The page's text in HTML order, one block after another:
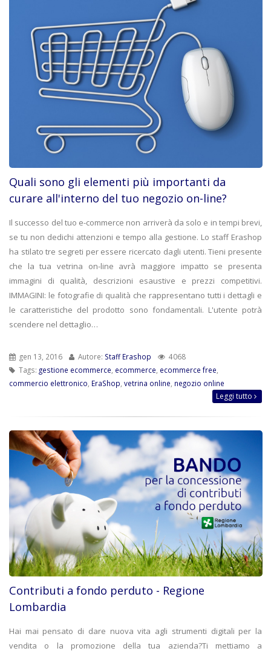
Quali sono gli elementi più importanti da
curare all'interno del tuo negozio on-line?
Il successo del tuo e-commerce non arriverà da solo e in tempi brevi,
se tu non dedichi attenzioni e tempo alla gestione. Lo staff Erashop
ha stilato tre segreti per essere ricercato dagli utenti. Tieni presente
che la tua vetrina on-line avrà maggiore impatto se presenta
immagini di qualità, descrizioni esaustive e prezzi competitivi.
IMMAGINI: le fotografie di qualità che rappresentano tutti i dettagli e
le caratteristiche del prodotto sono fondamentali. L'utente potrà
scendere nel dettaglio…
gen 13, 2016 Autore: Staff Erashop
4068
Tags: gestione ecommerce ecommerce ecommerce free
commercio elettronico EraShop vetrina online negozio online
Leggi tutto
Contributi a fondo perduto - Regione
Lombardia
Hai mai pensato di dare nuova vita agli strumenti digitali per la
vendita o la promozione della tua azienda?Ti mettiamo a